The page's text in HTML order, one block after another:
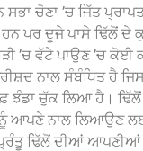
ਸਭਾ ਚੋਣਾ ’ਚ ਜਿੱਤ
ਪਰ ਦੂਜੇ ਪਾਸੇ ਢਿੱਲੋਂ ਦੇ
’ਚ ਵੱਟੇ ਪਾਉਣ ’ਚ ਕੋਈ
ਨਾਲ ਸੰਬੰਧਿਤ ਹੈ
ਝੰਡਾ ਚੁੱਕ ਲਿਆ ਹੈ।
ਨਾਲ ਲਿਆਉਣ ਲਈ
ਪ੍ਰੰਤੂ ਢਿੱਲੋਂ ਦੀਆਂ